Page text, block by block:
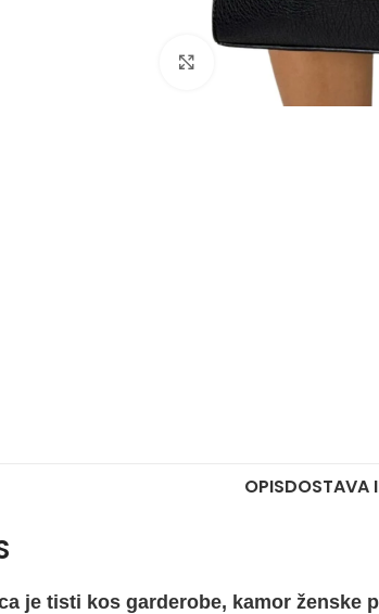
Click to enlarge
OPISDOSTAVA
je tisti kos garderobe, kamor ženske